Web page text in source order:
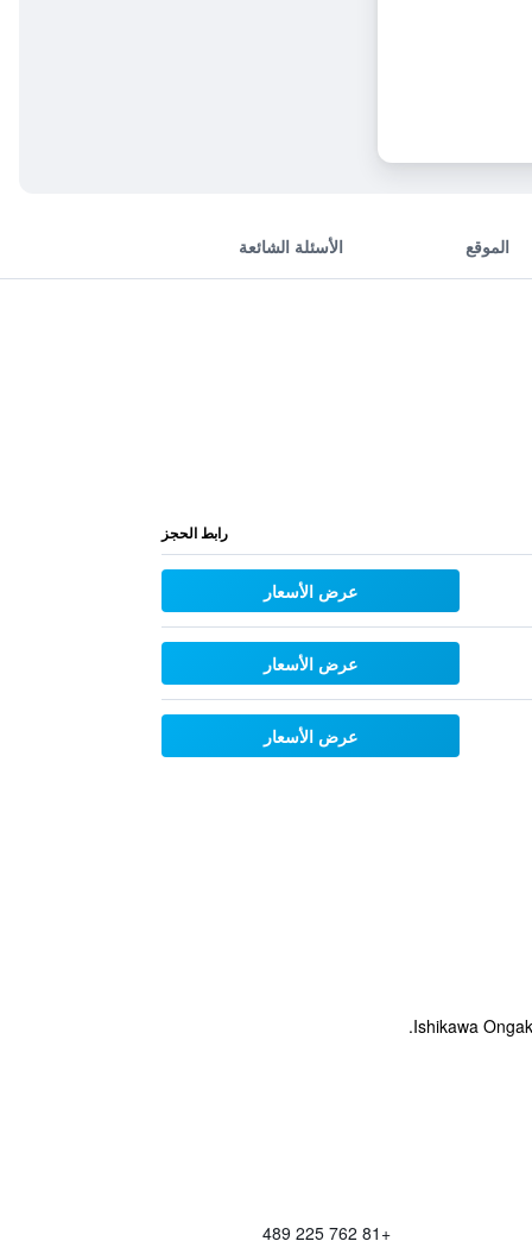
الموقع الأسئلة الشائعة
رابط الحجز
عرض الأسعار
عرض الأسعار
عرض الأسعار
+81 762 225 489